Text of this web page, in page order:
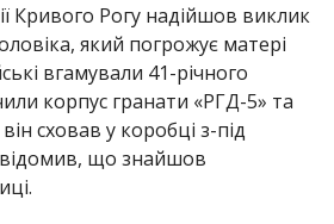
Кривого Рогу надійшов виклик
який погрожує матері
вгамували 41-річного
корпус гранати «РГД-5» та
сховав у коробці з-під
що знайшов